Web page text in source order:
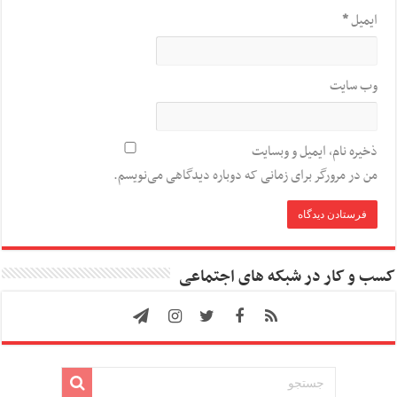
ایمیل*
وب‌ سایت
ذخیره نام، ایمیل و وبسایت
من در مرورگر برای زمانی که دوباره دیدگاهی می‌نویسم.
کسب و کار در شبکه های اجتماعی